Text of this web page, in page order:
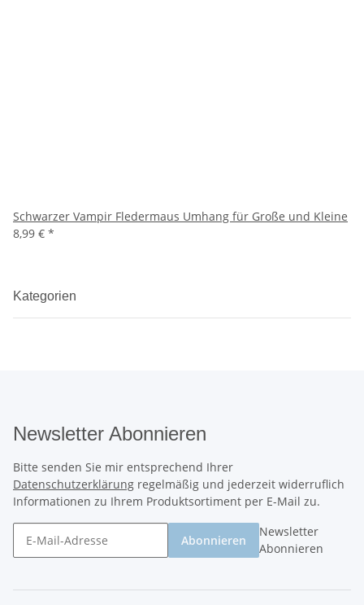
Schwarzer Vampir Fledermaus Umhang für Große und Kleine
8,99 € *
Kategorien
Newsletter Abonnieren
Bitte senden Sie mir entsprechend Ihrer
Datenschutzerklärung regelmäßig und jederzeit widerruflich
Informationen zu Ihrem Produktsortiment per E-Mail zu.
Abonnieren
Newsletter
Abonnieren